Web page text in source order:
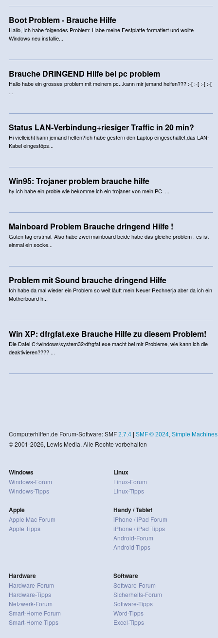
Boot Problem - Brauche Hilfe
Hallo, Ich habe folgendes Problem: Habe meine Festplatte formatiert und wollte
Windows neu installie...
Brauche DRINGEND Hilfe bei pc problem
Hallo habe ein grosses problem mit meinem pc...kann mir jemand helfen??? :-[ :-[ :-[ :-[
...
Status LAN-Verbindung+riesiger Traffic in 20 min?
Hi vielleicht kann jemand helfen?Ich habe gestern den Laptop eingeschaltet,das LAN-
Kabel eingestöps...
Win95: Trojaner problem brauche hilfe
hy ich habe ein proble wie bekomme ich ein trojaner von mein PC ...
Mainboard Problem Brauche dringend Hilfe !
Guten tag erstmal. Also habe zwei mainboard beide habe das gleiche problem . es ist
einmal ein socke...
Problem mit Sound brauche dringend Hilfe
Ich habe da mal wieder ein Problem so weit läuft mein Neuer Rechnerja aber da ich ein
Motherboard h...
Win XP: dfrgfat.exe Brauche Hilfe zu diesem Problem!
Die Datei C:\windows\system32\dfrgfat.exe macht bei mir Probleme, wie kann ich die
deaktivieren???? ...
Computerhilfen.de Forum-Software: SMF 2.7.4| SMF © 2024, Simple Machines
© 2001-2026, Lewis Media. Alle Rechte vorbehalten
Windows
Windows-Forum
Windows-Tipps
Apple
Apple Mac Forum
Apple Tipps
Linux
Linux-Forum
Linux-Tipps
Handy / Tablet
iPhone / iPad Forum
iPhone / iPad Tipps
Android-Forum
Android-Tipps
Hardware
Hardware-Forum
Hardware-Tipps
Netzwerk-Forum
Smart-Home Forum
Smart-Home Tipps
Software
Software-Forum
Sicherheits-Forum
Software-Tipps
Word-Tipps
Excel-Tipps